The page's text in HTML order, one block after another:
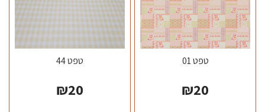
טפט 01
₪20
טפט 44
₪20